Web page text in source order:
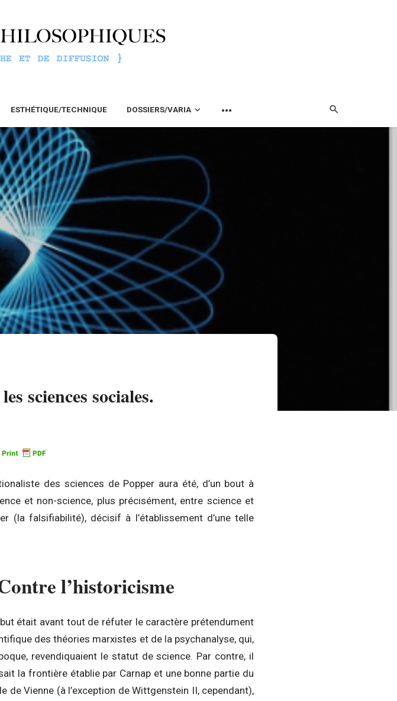
ESTHÉTIQUE/TECHNIQUE DOSSIERS/VARIA
sciences sociales.
des sciences de Popper aura été, d’un bout à
et non-science, plus précisément, entre science et
(la falsifiabilité), décisif à l’établissement d’une telle
l’historicisme
était avant tout de réfuter le caractère prétendument
des théories marxistes et de la psychanalyse, qui,
revendiquaient le statut de science. Par contre, il
la frontière établie par Carnap et une bonne partie du
de Vienne (à l’exception de Wittgenstein II, cependant),